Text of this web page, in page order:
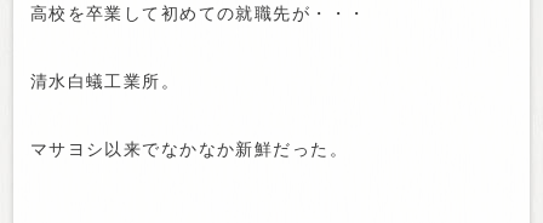
高校を卒業して初めての就職先が・・・
清水白蟻工業所。
マサヨシ以来でなかなか新鮮だった。